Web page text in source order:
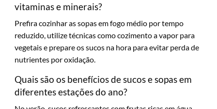
vitaminas e minerais?
Prefira cozinhar as sopas em fogo médio por tempo
reduzido, utilize técnicas como cozimento a vapor para
vegetais e prepare os sucos na hora para evitar perda de
nutrientes por oxidação.
Quais são os benefícios de sucos e sopas em
diferentes estações do ano?